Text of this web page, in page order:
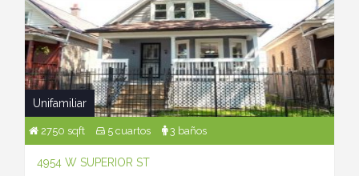
Unifamiliar
2750 sqft 5 cuartos 3 baños
4954 W SUPERIOR ST